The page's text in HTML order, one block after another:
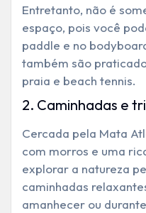
Entretanto, não é
espaço, pois você
paddle e no
também são
praia e beach tennis.
2. Caminhadas e
Cercada pela Mata
com morros e uma
explorar a natureza
caminhadas
amanhecer ou